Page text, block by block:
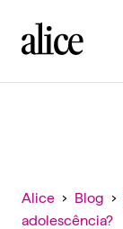
Alice › Blog ›
adolescência?